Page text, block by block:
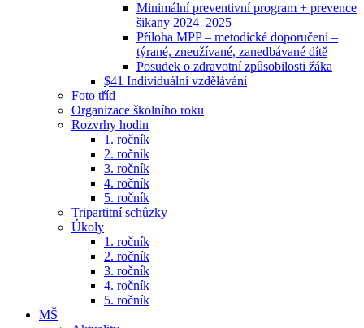
Minimální preventivní program + prevence
šikany 2024–2025
Příloha MPP – metodické doporučení –
týrané, zneužívané, zanedbávané dítě
Posudek o zdravotní způsobilosti žáka
$41 Individuální vzdělávání
Foto tříd
Organizace školního roku
Rozvrhy hodin
1. ročník
2. ročník
3. ročník
4. ročník
5. ročník
Tripartitní schůzky
Úkoly
1. ročník
2. ročník
3. ročník
4. ročník
5. ročník
MŠ